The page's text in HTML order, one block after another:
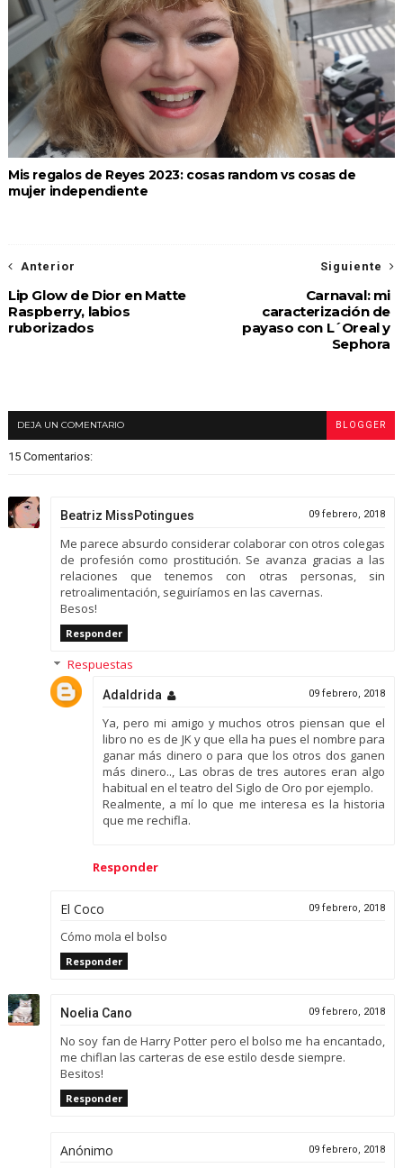
Mis regalos de Reyes 2023: cosas random vs cosas de
mujer independiente
Siguiente
Carnaval: mi
caracterización de
payaso con L´Oreal y
Sephora
Anterior
Lip Glow de Dior en Matte
Raspberry, labios
ruborizados
DEJA UN COMENTARIO BLOGGER
15 Comentarios:
Beatriz MissPotingues 09 febrero, 2018
Me parece absurdo considerar colaborar con otros colegas
de profesión como prostitución. Se avanza gracias a las
relaciones que tenemos con otras personas, sin
retroalimentación, seguiríamos en las cavernas.
Besos!
Responder
Respuestas
Adaldrida 09 febrero, 2018
Ya, pero mi amigo y muchos otros piensan que el
libro no es de JK y que ella ha pues el nombre para
ganar más dinero o para que los otros dos ganen
más dinero.., Las obras de tres autores eran algo
habitual en el teatro del Siglo de Oro por ejemplo.
Realmente, a mí lo que me interesa es la historia
que me rechifla.
Responder
El Coco 09 febrero, 2018
Cómo mola el bolso
Responder
Noelia Cano 09 febrero, 2018
No soy fan de Harry Potter pero el bolso me ha encantado,
me chiflan las carteras de ese estilo desde siempre.
Besitos!
Responder
Anónimo 09 febrero, 2018